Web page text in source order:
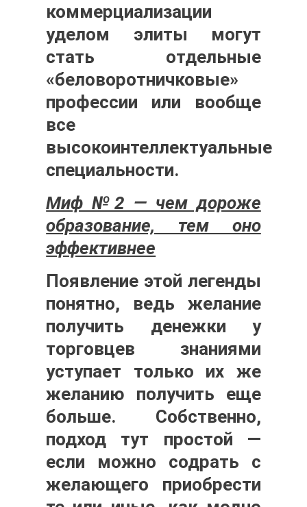
коммерциализации
уделом элиты могут
стать отдельные
«беловоротничковые»
профессии или вообще
все
высокоинтеллектуальные
специальности.
Миф №2 — чем дороже
образование, тем оно
эффективнее
Появление этой легенды
понятно, ведь желание
получить денежки у
торговцев знаниями
уступает только их же
желанию получить еще
больше. Собственно,
подход тут простой —
если можно содрать с
желающего приобрести